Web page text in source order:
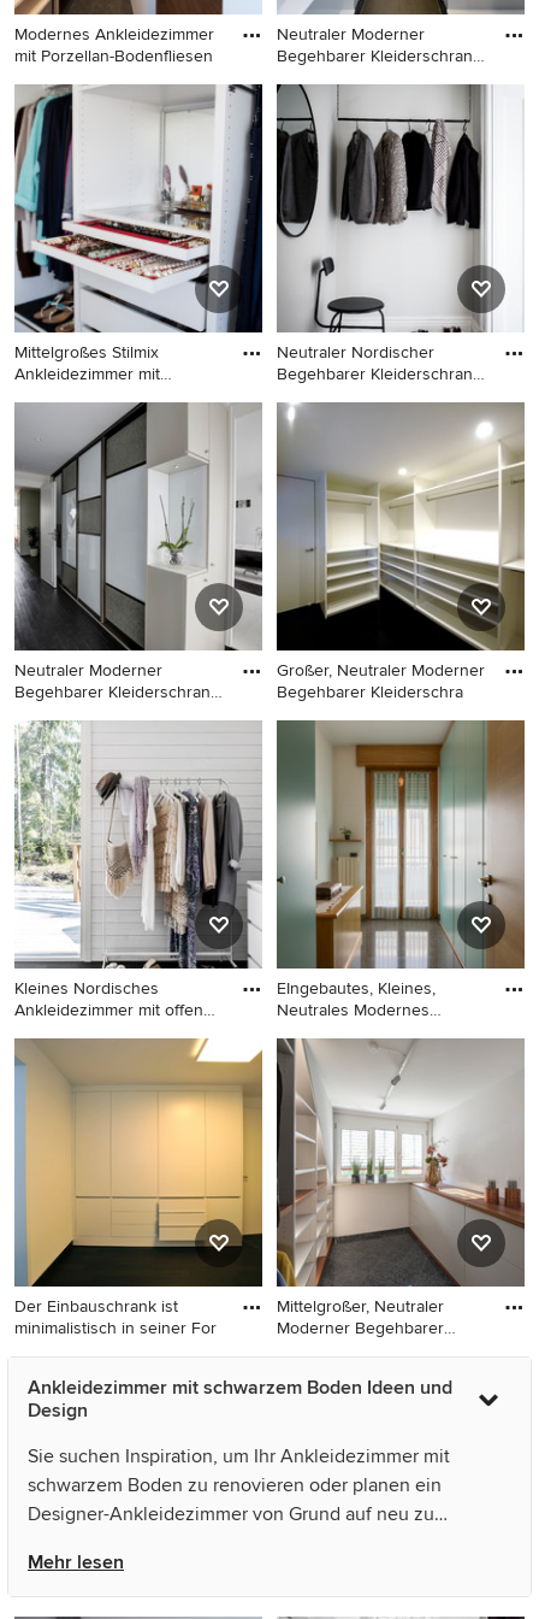
Modernes Ankleidezimmer
mit Porzellan-Bodenfliesen
Modernes Ankleidezimmer
mit Porzellan-Bodenfliesen,
schwarzem Boden und
Tapetendecke in Tokio
Neutraler Moderner
Begehbarer Kleiderschrank
Neutraler Moderner
Begehbarer Kleiderschrank
mit offenen Schränken,
weißen Schränken,
Porzellan-Bodenfliesen und
schwarzem Boden in Tokio
Mittelgroßes Stilmix
Ankleidezimmer mit
Mittelgroßes Stilmix
Ankleidezimmer mit
Teppichboden und
schwarzem Boden in Berlin
Neutraler Nordischer
Begehbarer Kleiderschrank
Neutraler Nordischer
Begehbarer Kleiderschrank
mit schwarzem Boden in
Göteborg
Neutraler Moderner
Begehbarer Kleiderschrank
Neutraler Moderner
Begehbarer Kleiderschrank
mit Glasfronten, dunklen
Holzschränken, dunklem
Holzboden und schwarzem
Boden in Paris
Großer, Neutraler Moderner
Begehbarer Kleiderschra
Großer, Neutraler Moderner
Begehbarer Kleiderschrank
mit offenen Schränken,
weißen Schränken und
schwarzem Boden in
Sonstige
Kleines Nordisches
Ankleidezimmer mit offenen
Kleines Nordisches
Ankleidezimmer mit offenen
Schränken, dunklem
EIngebautes, Kleines,
Neutrales Modernes
EIngebautes, Kleines,
Neutrales Modernes
Ankleidezimmer mit
flächenbündigen
Schrankfronten, grünen
Schränken, Marmorboden
und schwarzem Boden in
Sonstige
Der Einbauschrank ist
minimalistisch in seiner For
EIngebautes, Großes
Modernes Ankleidezimmer
mit flächenbündigen
Schränken, dunklem
Holzboden und schwarzem
Boden in Sonstige
Mittelgroßer, Neutraler
Moderner Begehbarer
Mittelgroßer, Neutraler
Moderner Begehbarer
Schrankfronten, weißen
Schränken und schwarzem
Boden in Nürnberg
Ankleidezimmer mit schwarzem Boden Ideen und
Design
Sie suchen Inspiration, um Ihr Ankleidezimmer mit
schwarzem Boden zu renovieren oder planen ein
Designer-Ankleidezimmer von Grund auf neu zu
Inneneinrichter und Architekten dieses Landes, unter
anderem von Eclipse décoration und micro interior
Mehr lesen